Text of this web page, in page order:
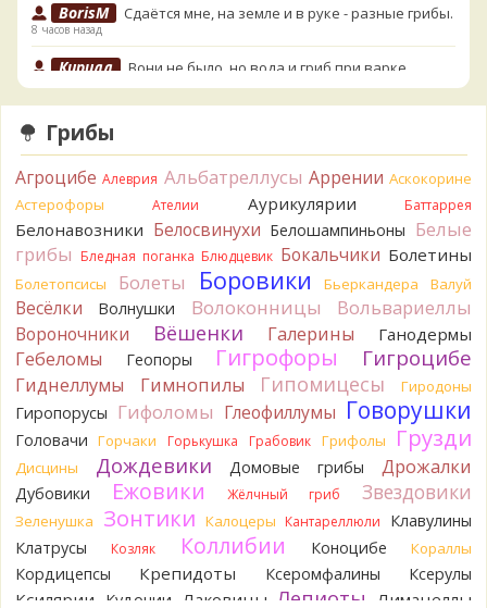
BorisM Сдаётся мне, на земле и в руке - разные грибы.
8 часов назад
Кирилл
Вони не было, но вода и гриб при варке
начали желтеть. Выкинул. Большое спасибо.
9 часов назад
Кирилл
9 часов назад
Tatiana_A
Да. Но они не все безоговорочно
съедобны.
10 часов назад
Tatiana_A
В следующий раз вырвите его целиком и
разрежьте ножку вертикально. Именно вертикально.
Пожелтение у самого основания - значит, Ш. Желтокожий,
ядовит. Иногда полезно гриб сварить, Желтокожий и еще
несколько ядовитых начинают жутко вонять химией, и
10 часов назад
Кирилл
Спасибо, а можно быть хотя бы уверенным,
что это сыроежки? Полости в ножке нет, но центральная
часть видно, что другого цвета немного. Изменения цвета
на срезе нет. Росли на опушке под не старым дубом.
Кожица со шляпки вообще не снимается, вместо этого
обламываются края шляпки.
10 часов назад
Кирилл
Спасибо, а определить вид шампиньона не
Грибы
Агроцибе Алеврия Альбатреллусы Аррении Аскокорине
Астерофоры
Ателии Аурикулярии Баттаррея
Белонавозники Белосвинухи Белошампиньоны Белые
грибы Бледная поганка Блюдцевик Бокальчики Болетины
Болетопсисы Болеты Боровики Бьеркандера Валуй
Весёлки Волнушки Волоконницы Вольвариеллы
Вороночники Вёшенки Галерины Ганодермы
Гебеломы Геопоры Гигрофоры Гигроцибе
Гиднеллумы Гимнопилы Гипомицесы Гиродоны
Гиропорусы Гифоломы Глеофиллумы Говорушки
Головачи Горчаки Горькушка Грабовик Грифолы Грузди
Дисцины Дождевики Домовые грибы Дрожалки
Дубовики Ежовики Жёлчный гриб Звездовики
Зеленушка Зонтики Калоцеры Кантареллюли
Клавулины
Клатрусы
Козляк Коллибии Коноцибе Кораллы
Кордицепсы Крепидоты Ксеромфалины Ксерулы
Ксилярии Кудонии Лаковицы Лепиоты Лимацеллы